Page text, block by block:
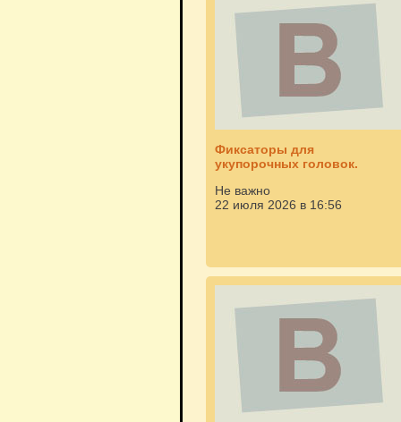
Фиксаторы для
укупорочных головок.
Не важно
22 июля 2026 в 16:56